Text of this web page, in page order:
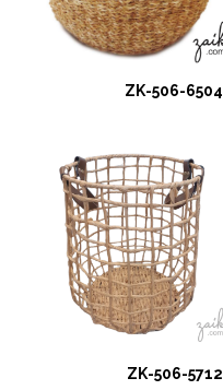
ZK-506-6504
ZK-506-5712